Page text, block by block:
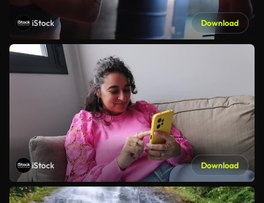
iStock Download
iStock Download